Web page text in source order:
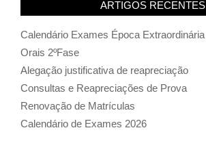
ARTIGOS RECENTES
Calendário Exames Época Extraordinária
Orais 2ºFase
Alegação justificativa de reapreciação
Consultas e Reapreciações de Prova
Renovação de Matrículas
Calendário de Exames 2026